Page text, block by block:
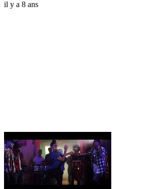
il y a 8 ans